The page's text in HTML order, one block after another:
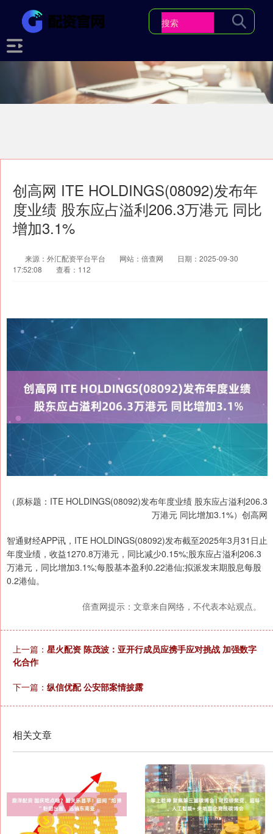
创高网 ITE HOLDINGS(08092)发布年
度业绩 股东应占溢利206.3万港元 同比
增加3.1%
来源：外汇配资平台平台 网站：倍查网
日期：2025-09-30
17:52:08
查看：112
（原标题：ITE HOLDINGS(08092)发布年度业绩 股东应占溢利206.3
万港元 同比增加3.1%）创高网
智通财经APP讯，ITE HOLDINGS(08092)发布截至2025年3月31日止
年度业绩，收益1270.8万港元，同比减少0.15%;股东应占溢利206.3
万港元，同比增加3.1%;每股基本盈利0.22港仙;拟派发末期股息每股
0.2港仙。
倍查网提示：文章来自网络，不代表本站观点。
上一篇： 星火配资 陈茂波：亚开行成员应携手应对挑战 加强数字
化合作
下一篇： 纵信优配 公安部案情披露
相关文章